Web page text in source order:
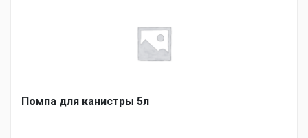
Помпа для канистры 5л